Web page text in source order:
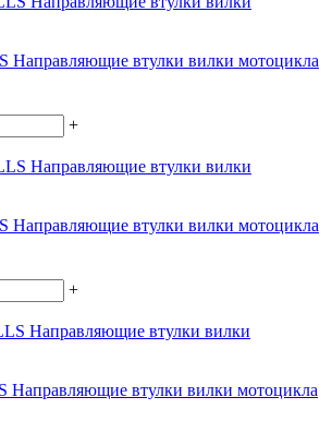
Направляющие втулки вилки мотоцикла
+
Направляющие втулки вилки мотоцикла
+
Направляющие втулки вилки мотоцикла